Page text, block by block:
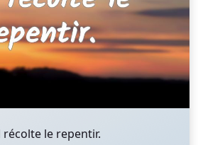
récolte le repentir.